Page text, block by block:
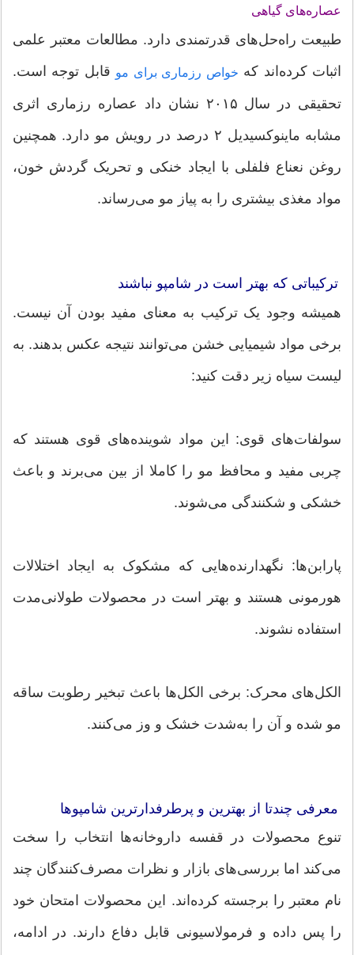
عصاره‌های گیاهی
طبیعت راه‌حل‌های قدرتمندی دارد. مطالعات معتبر علمی
اثبات کرده‌اند که خواص رزماری برای مو قابل توجه است.
تحقیقی در سال ۲۰۱۵ نشان داد عصاره رزماری اثری
مشابه ماینوکسیدیل ۲ درصد در رویش مو دارد. همچنین
روغن نعناع فلفلی با ایجاد خنکی و تحریک گردش خون،
مواد مغذی بیشتری را به پیاز مو می‌رساند.
ترکیباتی که بهتر است در شامپو نباشند
همیشه وجود یک ترکیب به معنای مفید بودن آن نیست.
برخی مواد شیمیایی خشن می‌توانند نتیجه عکس بدهند. به
لیست سیاه زیر دقت کنید:
سولفات‌های قوی: این مواد شوینده‌های قوی هستند که
چربی مفید و محافظ مو را کاملا از بین می‌برند و باعث
خشکی و شکنندگی می‌شوند.
پارابن‌ها: نگهدارنده‌هایی که مشکوک به ایجاد اختلالات
هورمونی هستند و بهتر است در محصولات طولانی‌مدت
استفاده نشوند.
الکل‌های محرک: برخی الکل‌ها باعث تبخیر رطوبت ساقه
مو شده و آن را به‌شدت خشک و وز می‌کنند.
معرفی چندتا از بهترین و پرطرفدارترین شامپوها
تنوع محصولات در قفسه داروخانه‌ها انتخاب را سخت
می‌کند اما بررسی‌های بازار و نظرات مصرف‌کنندگان چند
نام معتبر را برجسته کرده‌اند. این محصولات امتحان خود
را پس داده و فرمولاسیونی قابل دفاع دارند. در ادامه،